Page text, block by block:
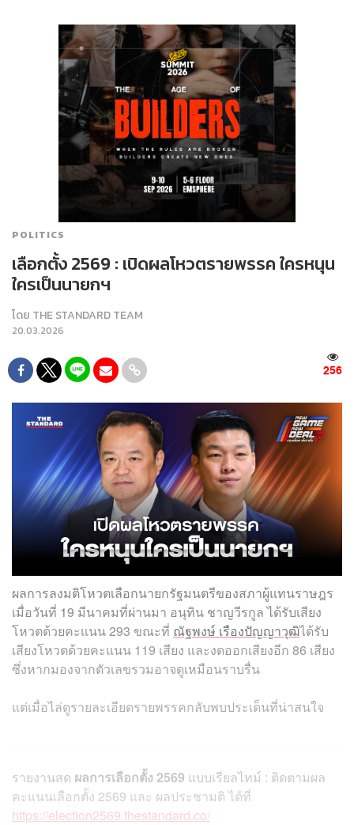
POLITICS
เลือกตั้ง 2569 : เปิดผลโหวตรายพรรค ใครหนุน
ใครเป็นนายกฯ
โดย THE STANDARD TEAM
20.03.2026
256
ผลการลงมติโหวตเลือกนายกรัฐมนตรีของสภาผู้แทนราษฎร
เมื่อวันที่ 19 มีนาคมที่ผ่านมา อนุทิน ชาญวีรกูล ได้รับเสียง
โหวตด้วยคะแนน 293 ขณะที่ ณัฐพงษ์ เรืองปัญญาวุฒิได้รับ
เสียงโหวตด้วยคะแนน 119 เสียง และงดออกเสียงอีก 86 เสียง
ซึ่งหากมองจากตัวเลขรวมอาจดูเหมือนราบรื่น
แต่เมื่อไล่ดูรายละเอียดรายพรรคกลับพบประเด็นที่น่าสนใจ
รายงานสด ผลการเลือกตั้ง 2569 แบบเรียลไทม์ : ติดตามผล
คะแนนเลือกตั้ง 2569 และ ผลประชามติ ได้ที่
https://election2569.thestandard.co/